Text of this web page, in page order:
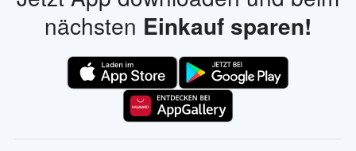
nächsten Einkauf sparen!